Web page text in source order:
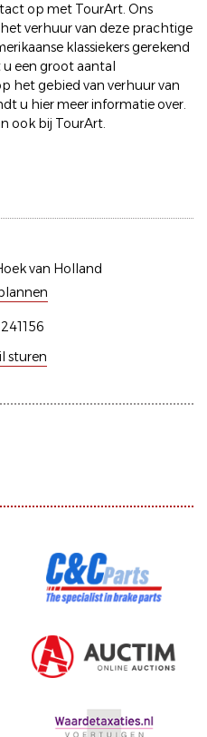
op met TourArt. Ons
verhuur van deze prachtige
klassiekers gerekend
een groot aantal
het gebied van verhuur van
u hier meer informatie over.
ook bij TourArt.
van Holland
sturen